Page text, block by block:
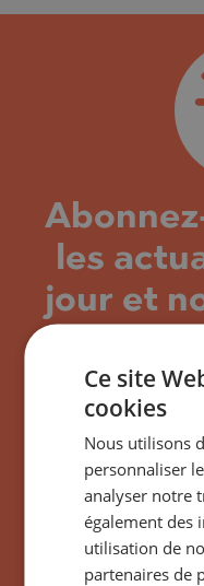
les
jour et
J’Adore
Sunny
Ce site
cookies
Nous utilisons
personnaliser
analyser notre
également des
utilisation de
partenaires de